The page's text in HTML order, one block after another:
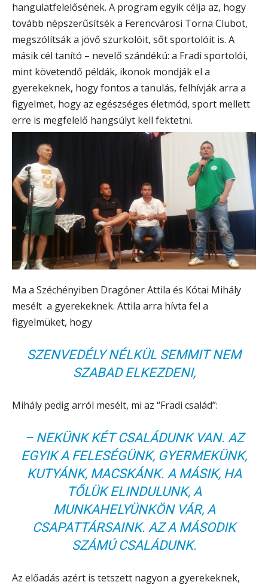
hangulatfelelősének. A program egyik célja az, hogy
tovább népszerűsítsék a Ferencvárosi Torna Clubot,
megszólítsák a jövő szurkolóit, sőt sportolóit is. A
másik cél tanító – nevelő szándékú: a Fradi sportolói,
mint követendő példák, ikonok mondják el a
gyerekeknek, hogy fontos a tanulás, felhívják arra a
figyelmet, hogy az egészséges életmód, sport mellett
erre is megfelelő hangsúlyt kell fektetni.
Ma a Széchényiben Dragóner Attila és Kótai Mihály
mesélt a gyerekeknek. Attila arra hívta fel a
figyelmüket, hogy
SZENVEDÉLY NÉLKÜL SEMMIT NEM
SZABAD ELKEZDENI,
Mihály pedig arról mesélt, mi az “Fradi család”:
– NEKÜNK KÉT CSALÁDUNK VAN. AZ
EGYIK A FELESÉGÜNK, GYERMEKÜNK,
KUTYÁNK, MACSKÁNK. A MÁSIK, HA
TŐLÜK ELINDULUNK, A
MUNKAHELYÜNKÖN VÁR, A
CSAPATTÁRSAINK. AZ A MÁSODIK
SZÁMÚ CSALÁDUNK.
Az előadás azért is tetszett nagyon a gyerekeknek,